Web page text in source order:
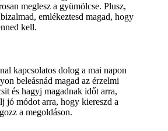
meglesz a gyümölcse. Plusz,
emlékeztesd magad, hogy
kell.
kapcsolatos dolog a mai napon
beleásnád magad az érzelmi
és hagyj magadnak időt arra,
jó módot arra, hogy kiereszd a
a megoldáson.